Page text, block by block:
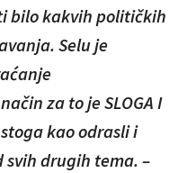
bilo kakvih političkih
Selu je
za to je SLOGA I
stoga kao odrasli i
drugih tema. –